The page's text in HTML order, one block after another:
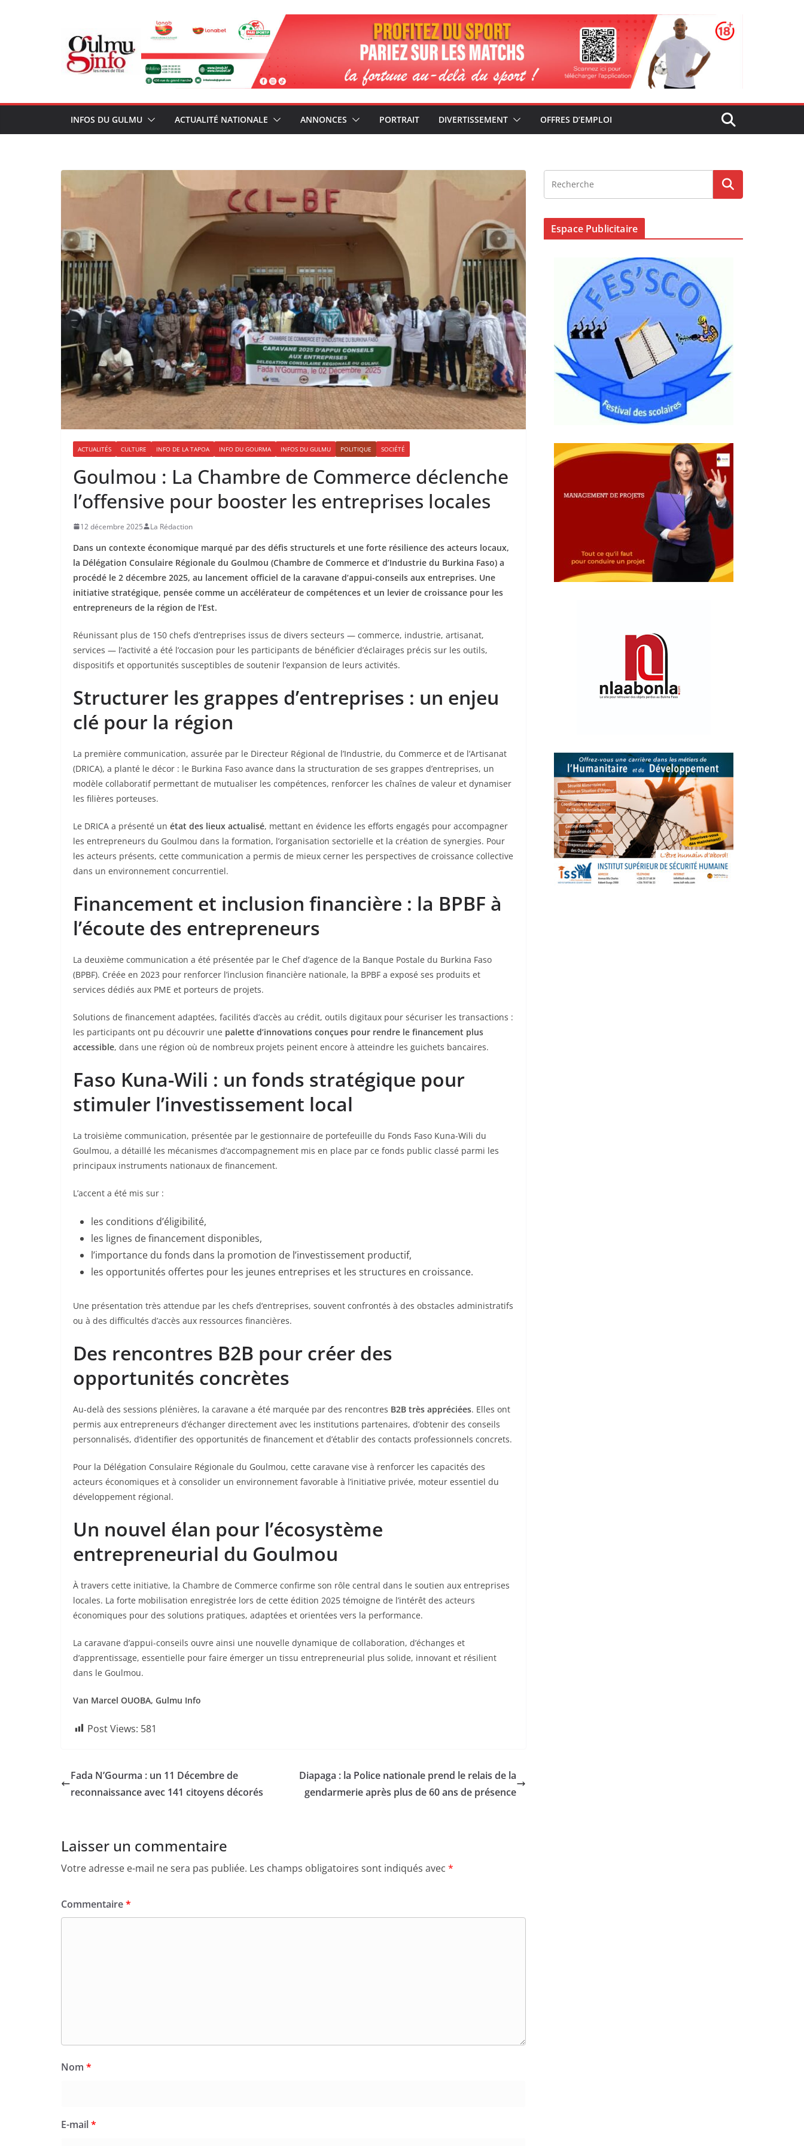
INFOS DU GULMU ACTUALITÉ NATIONALE ANNONCES PORTRAIT DIVERTISSEMENT OFFRES D’EMPLOI
ACTUALITÉS CULTURE INFO DE LA TAPOA INFO DU GOURMA INFOS DU GULMU POLITIQUE SOCIÉTÉ
Goulmou : La Chambre de Commerce déclenche
l’offensive pour booster les entreprises locales
12 décembre 2025 La Rédaction
Dans un contexte économique marqué par des défis structurels et une forte résilience des acteurs locaux,
la Délégation Consulaire Régionale du Goulmou (Chambre de Commerce et d’Industrie du Burkina Faso) a
procédé le 2 décembre 2025, au lancement officiel de la caravane d’appui-conseils aux entreprises. Une
initiative stratégique, pensée comme un accélérateur de compétences et un levier de croissance pour les
entrepreneurs de la région de l’Est.
Réunissant plus de 150 chefs d’entreprises issus de divers secteurs — commerce, industrie, artisanat,
services — l’activité a été l’occasion pour les participants de bénéficier d’éclairages précis sur les outils,
dispositifs et opportunités susceptibles de soutenir l’expansion de leurs activités.
Structurer les grappes d’entreprises : un enjeu
clé pour la région
La première communication, assurée par le Directeur Régional de l’Industrie, du Commerce et de l’Artisanat
(DRICA), a planté le décor : le Burkina Faso avance dans la structuration de ses grappes d’entreprises, un
modèle collaboratif permettant de mutualiser les compétences, renforcer les chaînes de valeur et dynamiser
les filières porteuses.
Le DRICA a présenté un état des lieux actualisé, mettant en évidence les efforts engagés pour accompagner
les entrepreneurs du Goulmou dans la formation, l’organisation sectorielle et la création de synergies. Pour
les acteurs présents, cette communication a permis de mieux cerner les perspectives de croissance collective
dans un environnement concurrentiel.
Financement et inclusion financière : la BPBF à
l’écoute des entrepreneurs
La deuxième communication a été présentée par le Chef d’agence de la Banque Postale du Burkina Faso
(BPBF). Créée en 2023 pour renforcer l’inclusion financière nationale, la BPBF a exposé ses produits et
services dédiés aux PME et porteurs de projets.
Solutions de financement adaptées, facilités d’accès au crédit, outils digitaux pour sécuriser les transactions :
les participants ont pu découvrir une palette d’innovations conçues pour rendre le financement plus
accessible, dans une région où de nombreux projets peinent encore à atteindre les guichets bancaires.
Faso Kuna-Wili : un fonds stratégique pour
stimuler l’investissement local
La troisième communication, présentée par le gestionnaire de portefeuille du Fonds Faso Kuna-Wili du
Goulmou, a détaillé les mécanismes d’accompagnement mis en place par ce fonds public classé parmi les
principaux instruments nationaux de financement.
L’accent a été mis sur :
les conditions d’éligibilité,
les lignes de financement disponibles,
l’importance du fonds dans la promotion de l’investissement productif,
les opportunités offertes pour les jeunes entreprises et les structures en croissance.
Une présentation très attendue par les chefs d’entreprises, souvent confrontés à des obstacles administratifs
ou à des difficultés d’accès aux ressources financières.
Des rencontres B2B pour créer des
opportunités concrètes
Au-delà des sessions plénières, la caravane a été marquée par des rencontres B2B très appréciées. Elles ont
permis aux entrepreneurs d’échanger directement avec les institutions partenaires, d’obtenir des conseils
personnalisés, d’identifier des opportunités de financement et d’établir des contacts professionnels concrets.
Pour la Délégation Consulaire Régionale du Goulmou, cette caravane vise à renforcer les capacités des
acteurs économiques et à consolider un environnement favorable à l’initiative privée, moteur essentiel du
développement régional.
Un nouvel élan pour l’écosystème
entrepreneurial du Goulmou
À travers cette initiative, la Chambre de Commerce confirme son rôle central dans le soutien aux entreprises
locales. La forte mobilisation enregistrée lors de cette édition 2025 témoigne de l’intérêt des acteurs
économiques pour des solutions pratiques, adaptées et orientées vers la performance.
La caravane d’appui-conseils ouvre ainsi une nouvelle dynamique de collaboration, d’échanges et
d’apprentissage, essentielle pour faire émerger un tissu entrepreneurial plus solide, innovant et résilient
dans le Goulmou.
Van Marcel OUOBA, Gulmu Info
Post Views: 581
Fada N’Gourma : un 11 Décembre de
reconnaissance avec 141 citoyens décorés
Diapaga : la Police nationale prend le relais de la
gendarmerie après plus de 60 ans de présence
Laisser un commentaire
Votre adresse e-mail ne sera pas publiée. Les champs obligatoires sont indiqués avec *
Commentaire*
Nom *
E-mail*
Espace Publicitaire